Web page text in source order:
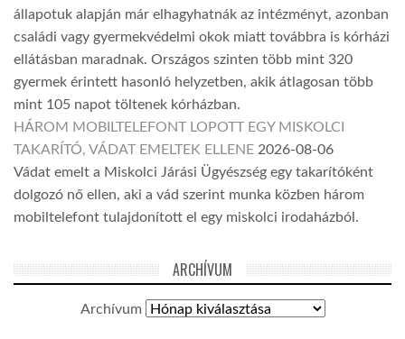
állapotuk alapján már elhagyhatnák az intézményt, azonban
családi vagy gyermekvédelmi okok miatt továbbra is kórházi
ellátásban maradnak. Országos szinten több mint 320
gyermek érintett hasonló helyzetben, akik átlagosan több
mint 105 napot töltenek kórházban.
HÁROM MOBILTELEFONT LOPOTT EGY MISKOLCI
TAKARÍTÓ, VÁDAT EMELTEK ELLENE 2026-08-06
Vádat emelt a Miskolci Járási Ügyészség egy takarítóként
dolgozó nő ellen, aki a vád szerint munka közben három
mobiltelefont tulajdonított el egy miskolci irodaházból.
ARCHÍVUM
Archívum